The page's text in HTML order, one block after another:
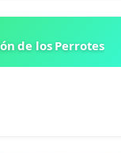
de los Perrotes